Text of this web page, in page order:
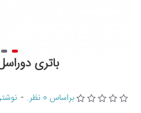
باتری دوراسل 8
براساس 0 نظر. -